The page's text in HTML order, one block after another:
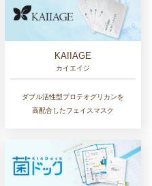
KAIIAGE
カイエイジ
ダブル活性型プロテオグリカンを
高配合したフェイスマスク